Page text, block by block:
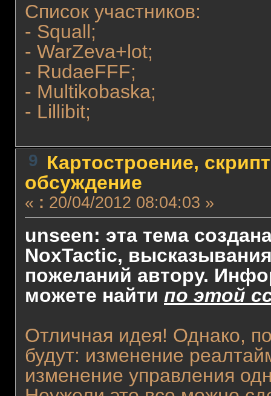
Список участников:
- Squall;
- WarZeva+lot;
- RudaeFFF;
- Multikobaska;
- Lillibit;
9 Картостроение,
обсуждение
« : 20/04/2012 08:04:03 »
unseen: эта тема
NoxTactic,
пожеланий автору.
можете найти по этой
Отличная идея! Однако,
будут: изменение
изменение управления